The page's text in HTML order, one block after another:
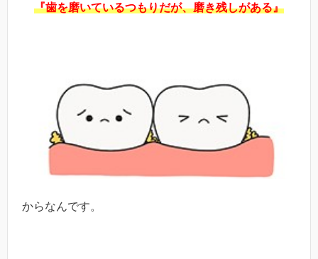
『歯を磨いているつもりだが、磨き残しがある』
からなんです。